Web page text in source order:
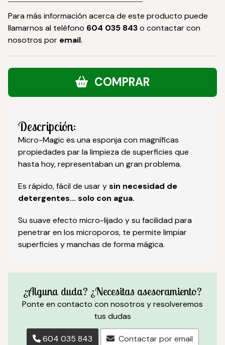
Para más información acerca de este producto puede
llamarnos al teléfono 604 035 843o contactar con
nosotros por email.
COMPRAR
Descripción:
Micro-Magic es una esponja con magníficas
propiedades par la limpieza de superficies que
hasta hoy, representaban un gran problema.
Es rápido, fácil de usar ysin necesidad de
detergentes... solo con agua.
Su suave efecto micro-lijado y su facilidad para
penetrar en los microporos, te permite limpiar
superficies y manchas de forma mágica.
¿Alguna duda? ¿Necesitas asesoramiento?
Ponte en contacto con nosotros y resolveremos
tus dudas
604 035 843 Contactar por email